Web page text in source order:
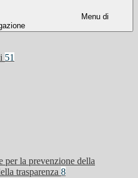
Menu di
51
per la prevenzione della
trasparenza 8